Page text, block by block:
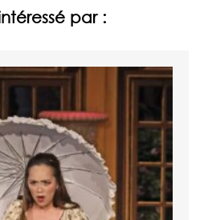
par :